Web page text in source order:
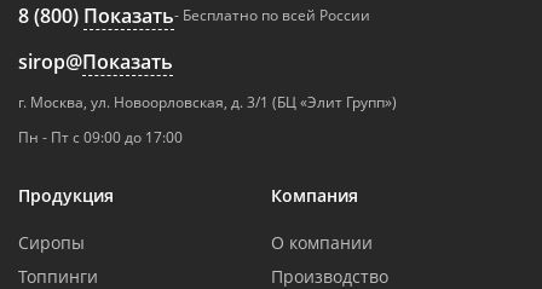
8 (800) Показать- Бесплатно по всей России
sirop@Показать
г. Москва, ул. Новоорловская, д. 3/1 (БЦ «Элит Групп»)
Пн - Пт с 09:00 до 17:00
Продукция
Сиропы
Топпинги
Компания
О компании
Производство